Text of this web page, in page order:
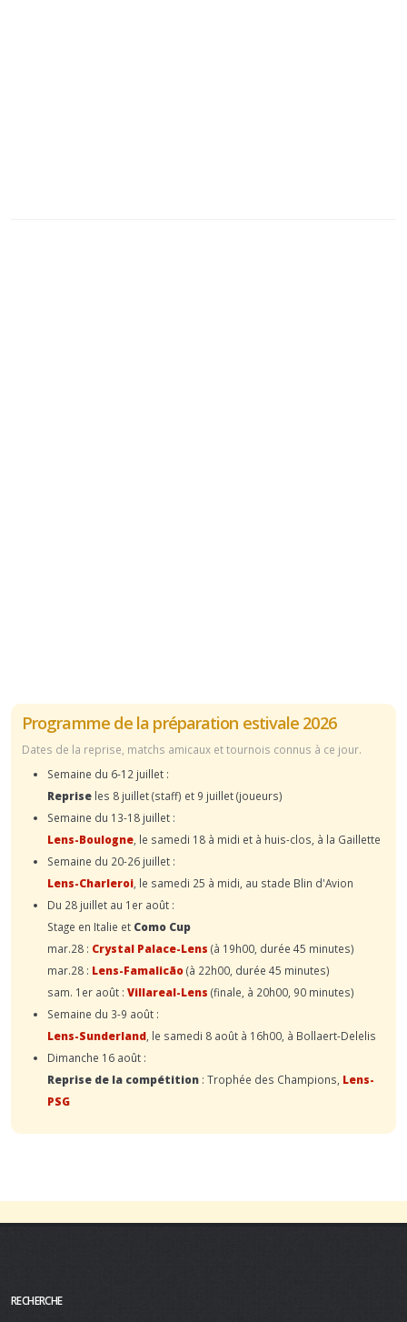
Programme de la préparation estivale 2026
Dates de la reprise, matchs amicaux et tournois connus à ce jour.
Semaine du 6-12 juillet :
Reprise les 8 juillet (staff) et 9 juillet (joueurs)
Semaine du 13-18 juillet :
Lens-Boulogne , le samedi 18 à midi et à huis-clos, à la Gaillette
Semaine du 20-26 juillet :
Lens-Charleroi , le samedi 25 à midi, au stade Blin d'Avion
Du 28 juillet au 1er août :
Stage en Italie et Como Cup
mar.28 : Crystal Palace-Lens (à 19h00, durée 45 minutes)
mar.28 : Lens-Famalicão(à 22h00, durée 45 minutes)
sam. 1er août : Villareal-Lens (finale, à 20h00, 90 minutes)
Semaine du 3-9 août :
Lens-Sunderland , le samedi 8 août à 16h00, à Bollaert-Delelis
Dimanche 16 août :
Reprise de la compétition : Trophée des Champions, Lens-
PSG
RECHERCHE